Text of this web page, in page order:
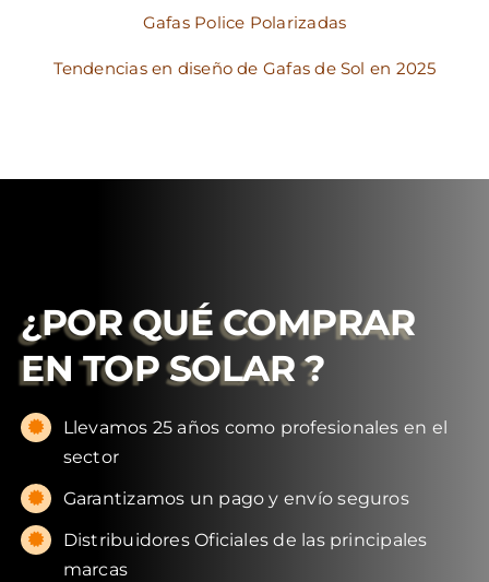
Gafas Police Polarizadas
Tendencias en diseño de Gafas de Sol en 2025
¿POR QUÉ COMPRAR
EN TOP SOLAR ?
Llevamos 25 años como profesionales en el
sector
Garantizamos un pago y envío seguros
Distribuidores Oficiales de las principales
marcas